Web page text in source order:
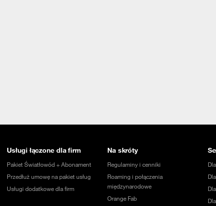
Usługi łączone dla firm
Pakiet Światłowód + Abonament
Przedłuż umowę na pakiet usług
Usługi dodatkowe dla firm
Na skróty
Regulaminy i cenniki
Roaming i połączenia
międzynarodowe
Orange Fab